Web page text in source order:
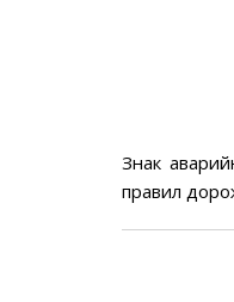
Знак
правил